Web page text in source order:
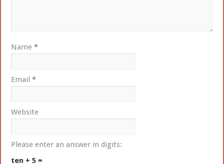
Name*
Email*
Website
Please enter an answer in digits:
ten + 5 =